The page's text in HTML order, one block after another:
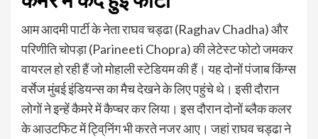
आम आदमी पार्टी के नेता राघव चड्ढा (Raghav Chadha) और
परिणीति चोपड़ा (Parineeti Chopra) की लेटेस्ट फोटो जमकर
वायरल हो रही हैं जो मोहाली स्टेडियम की हैं। यह दोनों पंजाब किंग्स
वर्सेज मुंबई इंडियन्स का मैच देखने के लिए पहुंचे थे। इसी दौरान
लोगों ने इन्हें कैमरे में कैप्चर कर लिया। इस दौरान दोनों ब्लैक कलर
के आउटफिट में ट्वि्निंग भी करते नजर आए। जहां राघव चड्ढा ने